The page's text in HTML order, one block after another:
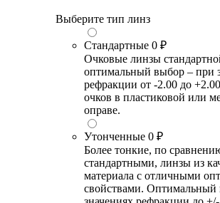
Выберите тип линз
Стандартные 0 ₽
Очковые линзы
оптимальный выбор – при
рефракции от -2.00 до
очков в пластиковой или
оправе.
Утонченные 0 ₽
Более тонкие, по
стандартными, линзы из
материала с отличными
свойствами. Оптимальный